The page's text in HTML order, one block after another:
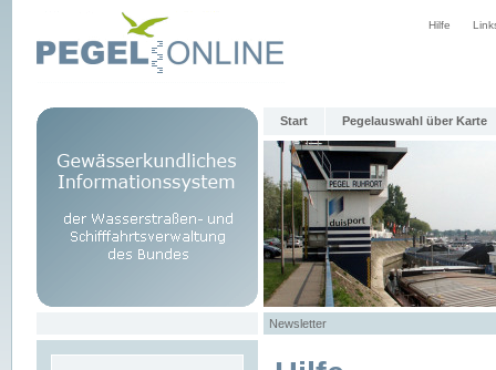
Hilfe
Start Pegelauswahl über Karte
Newsletter